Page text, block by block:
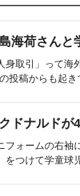
海荷さんと
身取引」って
投稿からも起き
ドナルドが
フォームの右袖
をつけて学童球